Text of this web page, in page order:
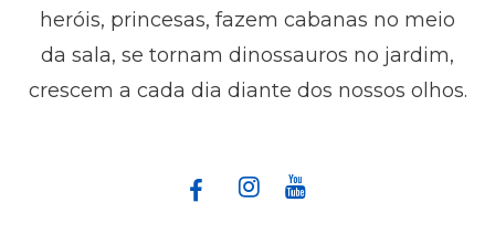
heróis, princesas, fazem cabanas no meio
da sala, se tornam dinossauros no jardim,
crescem a cada dia diante dos nossos olhos.